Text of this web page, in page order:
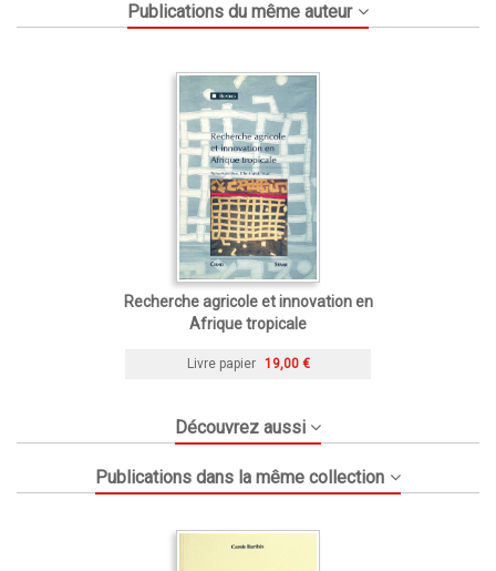
Publications du même auteur
Recherche agricole et innovation en
Afrique tropicale
Livre papier 19,00 €
Découvrez aussi
Publications dans la même collection